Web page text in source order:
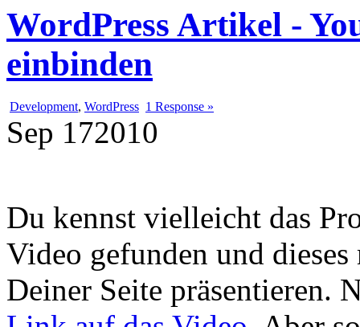
WordPress Artikel -
einbinden
Development, WordPress 1 Response »
Sep 172010
Du kennst vielleicht das
Video gefunden und
Deiner Seite präsentieren.